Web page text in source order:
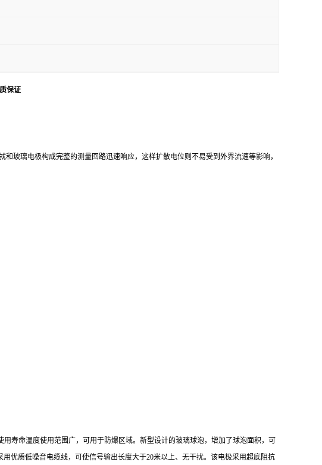
保证
玻璃电极构成完整的测量回路迅速响应，这样扩散电位则不易受到外界流速等影响，
寿命温度使用范围广，可用于防爆区域。 新型设计的玻璃球泡，增加了球泡面积，可
用优质低噪音电缆线，可使信号输出长度大于20米以上、无干扰。 该电极采用超底阻抗